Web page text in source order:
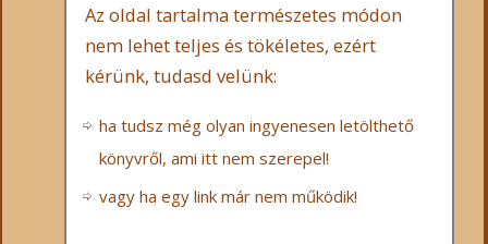
Az oldal tartalma természetes módon
nem lehet teljes és tökéletes, ezért
kérünk, tudasd velünk:
ha tudsz még olyan ingyenesen letölthető
könyvről, ami itt nem szerepel!
vagy ha egy link már nem működik!